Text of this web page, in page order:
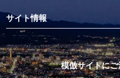
サイト情報
模倣サイトに